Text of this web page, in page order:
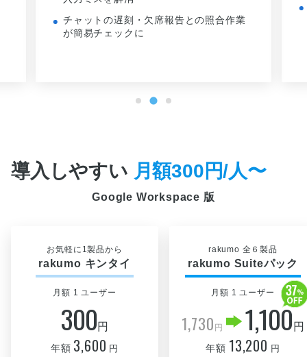
チャットの遅刻・欠席報告との照合作業
が簡易チェックに
導入しやすい 月額300円/人〜
Google Workspace 版
お気軽に1製品から
rakumo キンタイ
月額 1 ユーザー
300円
年額 3,600 円
rakumo 全６製品
rakumo Suiteパック
月額 1 ユーザー
1,730 円 1,100円
年額 13,200 円